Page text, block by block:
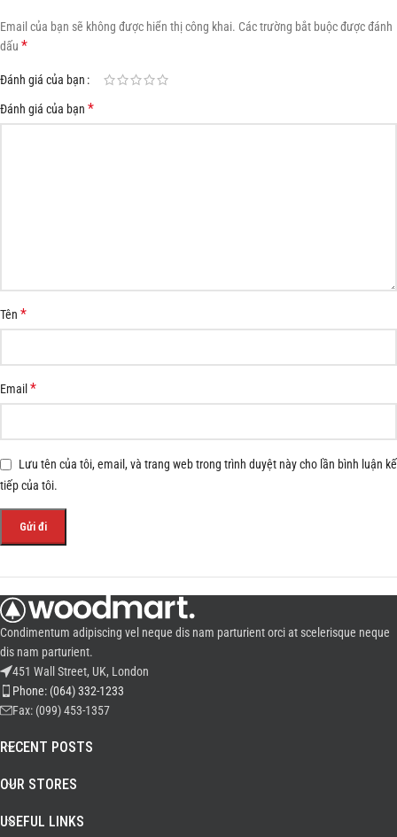
Email của bạn sẽ không được hiển thị công khai. Các trường bắt buộc được đánh
dấu *
Đánh giá của bạn
Đánh giá của bạn *
Tên *
Email *
Lưu tên của tôi, email, và trang web trong trình duyệt này cho lần bình luận kế
tiếp của tôi.
Condimentum adipiscing vel neque dis nam parturient orci at scelerisque neque
dis nam parturient.
451 Wall Street, UK, London
Phone: (064) 332-1233
Fax: (099) 453-1357
RECENT POSTS
OUR STORES
USEFUL LINKS